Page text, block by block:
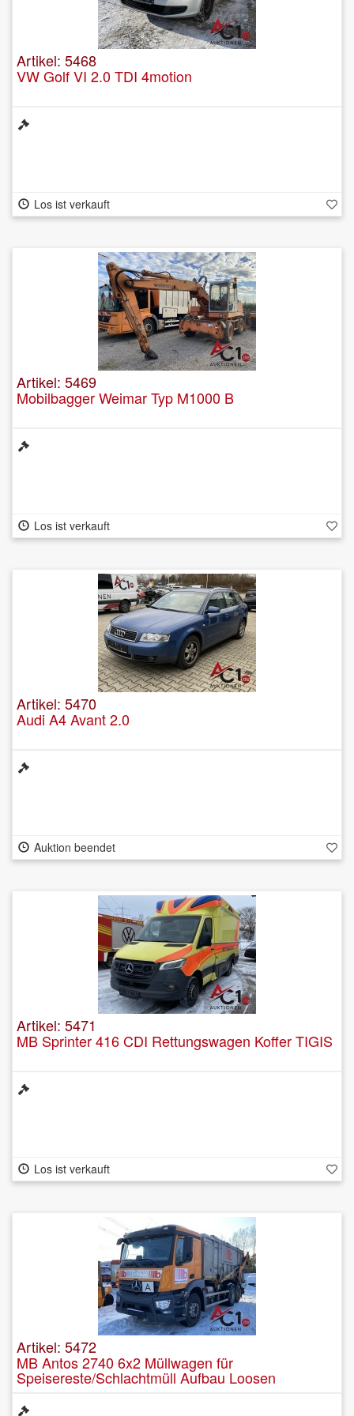
Artikel: 5468
VW Golf VI 2.0 TDI 4motion
Los ist verkauft
Artikel: 5469
Mobilbagger Weimar Typ M1000 B
Los ist verkauft
Artikel: 5470
Audi A4 Avant 2.0
Auktion beendet
Artikel: 5471
MB Sprinter 416 CDI Rettungswagen Koffer TIGIS
Los ist verkauft
Artikel: 5472
MB Antos 2740 6x2 Müllwagen für
Speisereste/Schlachtmüll Aufbau Loosen